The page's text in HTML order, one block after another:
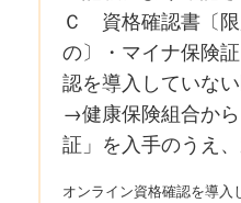
Ｃ 資格確認書〔
の〕・マイナ保険
認を導入していない
→健康保険組合か
証」を入手のうえ
オンライン資格確認を導入